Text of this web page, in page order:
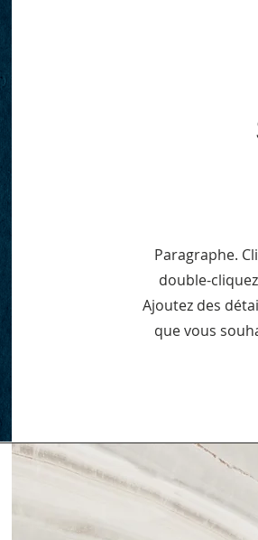
Paragraphe.
double-
Ajoutez des
que vous